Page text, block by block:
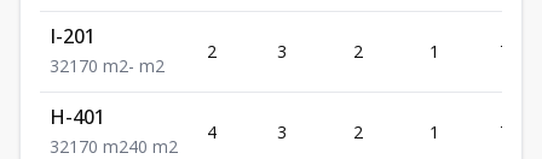
I-201
321 70 m2- m2
2 3 2 1 70
H-401
321 70 m240 m2
4 3 2 1 70